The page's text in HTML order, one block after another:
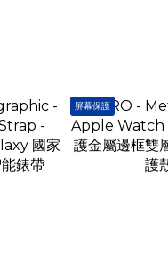
屏幕保護